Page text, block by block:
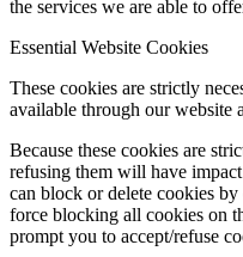
the services we are able to
Essential Website Cookies
These cookies are strictly
available through our website
Because these cookies are
refusing them will have
can block or delete cookies
force blocking all cookies on
prompt you to accept/refuse